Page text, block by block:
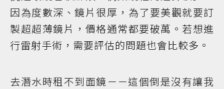
因為度數深、鏡片很厚，為了要美觀就要訂
製超超薄鏡片，價格通常都要破萬。若想進
行雷射手術，需要評估的問題也會比較多。
去潛水時租不到面鏡－－這個倒是沒有讓我